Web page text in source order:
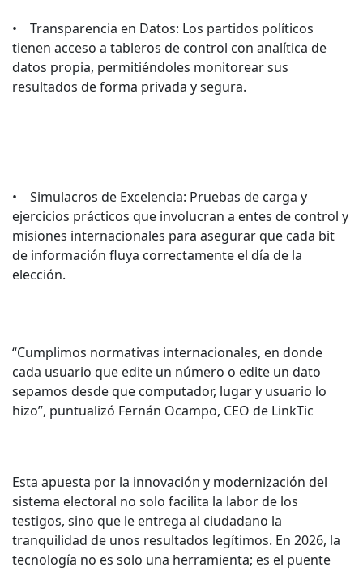
• Transparencia en Datos: Los partidos políticos
tienen acceso a tableros de control con analítica de
datos propia, permitiéndoles monitorear sus
resultados de forma privada y segura.
• Simulacros de Excelencia: Pruebas de carga y
ejercicios prácticos que involucran a entes de control y
misiones internacionales para asegurar que cada bit
de información fluya correctamente el día de la
elección.
“Cumplimos normativas internacionales, en donde
cada usuario que edite un número o edite un dato
sepamos desde que computador, lugar y usuario lo
hizo”, puntualizó Fernán Ocampo, CEO de LinkTic
Esta apuesta por la innovación y modernización del
sistema electoral no solo facilita la labor de los
testigos, sino que le entrega al ciudadano la
tranquilidad de unos resultados legítimos. En 2026, la
tecnología no es solo una herramienta; es el puente